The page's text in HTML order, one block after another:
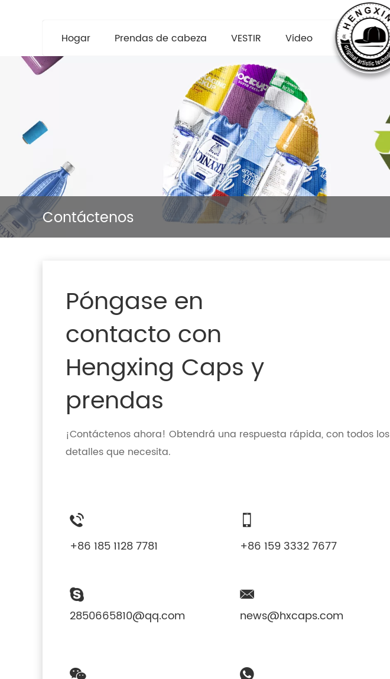
Hogar Prendas de cabeza VESTIR Video
Contáctenos
Póngase en
contacto con
Hengxing Caps y
prendas
¡Contáctenos ahora! Obtendrá una respuesta rápida, con todos los
detalles que necesita.
+86 185 1128 7781 +86 159 3332 7677
2850665810@qq.com news@hxcaps.com